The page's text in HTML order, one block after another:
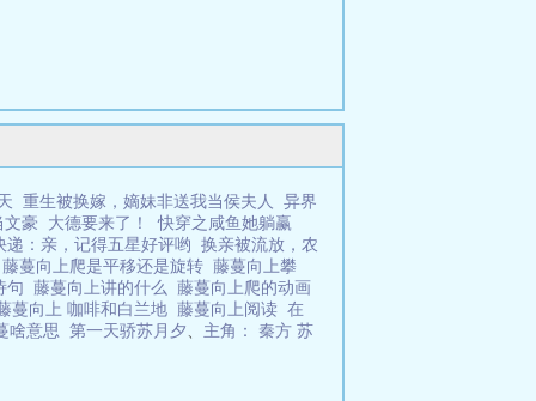
重生被换嫁，嫡妹非送我当侯夫人
异界
文豪
大德要来了！
快穿之咸鱼她躺赢
递：亲，记得五星好评哟 换亲被流放，农
藤蔓向上爬是平移还是旋转 藤蔓向上攀
句 藤蔓向上讲的什么 藤蔓向上爬的动画
蔓向上 咖啡和白兰地 藤蔓向上阅读 在
啥意思 第一天骄苏月夕、 主角： 秦方 苏